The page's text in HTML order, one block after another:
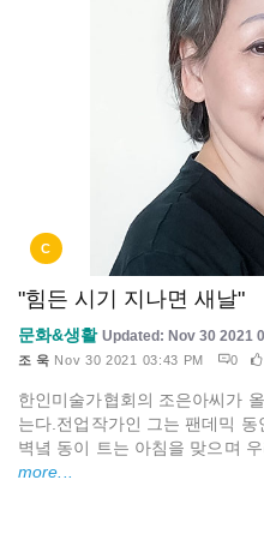
C
"힘든 시기 지나면 새날"
문화&생활 Updated: Nov 30 2021
조 욱 Nov 30 2021 03:43 PM 0
한인미술가협회의 조은아씨가
는다.전업작가인 그는 팬데믹
벽녘 동이 트는 아침을 맞으며
more...